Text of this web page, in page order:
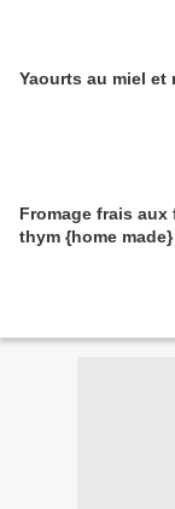
Yaourts au miel et
Fromage frais
thym {home made}